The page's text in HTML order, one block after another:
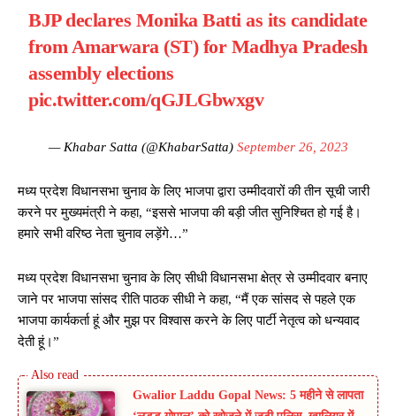
BJP declares Monika Batti as its candidate
from Amarwara (ST) for Madhya Pradesh
assembly elections
pic.twitter.com/qGJLGbwxgv
— Khabar Satta (@KhabarSatta) September 26, 2023
मध्य प्रदेश विधानसभा चुनाव के लिए भाजपा द्वारा उम्मीदवारों की तीन सूची जारी
करने पर मुख्यमंत्री ने कहा, “इससे भाजपा की बड़ी जीत सुनिश्चित हो गई है।
हमारे सभी वरिष्ठ नेता चुनाव लड़ेंगे…”
मध्य प्रदेश विधानसभा चुनाव के लिए सीधी विधानसभा क्षेत्र से उम्मीदवार बनाए
जाने पर भाजपा सांसद रीति पाठक सीधी ने कहा, “मैं एक सांसद से पहले एक
भाजपा कार्यकर्ता हूं और मुझ पर विश्वास करने के लिए पार्टी नेतृत्व को धन्यवाद
देती हूं।”
Gwalior Laddu Gopal News: 5 महीने से लापता